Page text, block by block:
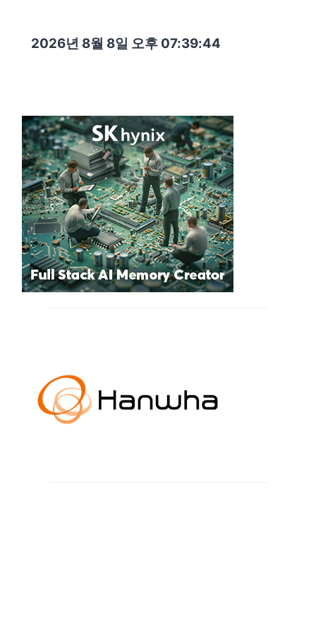
2026년 8월 8일 오후 07:39:45